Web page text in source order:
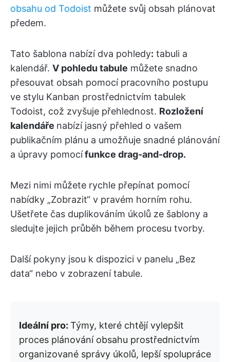
obsahu od Todoist můžete svůj obsah plánovat
předem.
Tato šablona nabízí dva pohledy: tabuli a
kalendář. V pohledu tabule můžete snadno
přesouvat obsah pomocí pracovního postupu
ve stylu Kanban prostřednictvím tabulek
Todoist, což zvyšuje přehlednost. Rozložení
kalendáře nabízí jasný přehled o vašem
publikačním plánu a umožňuje snadné plánování
a úpravy pomocífunkce drag-and-drop.
Mezi nimi můžete rychle přepínat pomocí
nabídky „Zobrazit“ v pravém horním rohu.
Ušetřete čas duplikováním úkolů ze šablony a
sledujte jejich průběh během procesu tvorby.
Další pokyny jsou k dispozici v panelu „Bez
data“ nebo v zobrazení tabule.
Ideální pro: Týmy, které chtějí vylepšit
proces plánování obsahu prostřednictvím
organizované správy úkolů, lepší spolupráce